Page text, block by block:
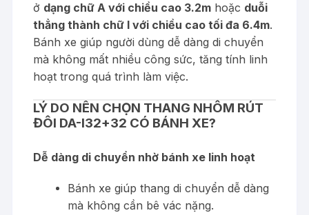
ở dạng chữ A với chiều cao 3.2m hoặc duỗi
thẳng thành chữ I với chiều cao tối đa 6.4m.
Bánh xe giúp người dùng dễ dàng di chuyển
mà không mất nhiều công sức, tăng tính linh
hoạt trong quá trình làm việc.
LÝ DO NÊN CHỌN THANG NHÔM RÚT
ĐÔI DA-I32+32 CÓ BÁNH XE?
Dễ dàng di chuyển nhờ bánh xe linh hoạt
Bánh xe giúp thang di chuyển dễ dàng
mà không cần bê vác nặng.